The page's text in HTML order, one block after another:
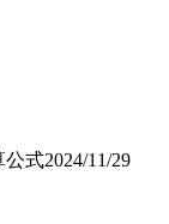
公式2024/11/29